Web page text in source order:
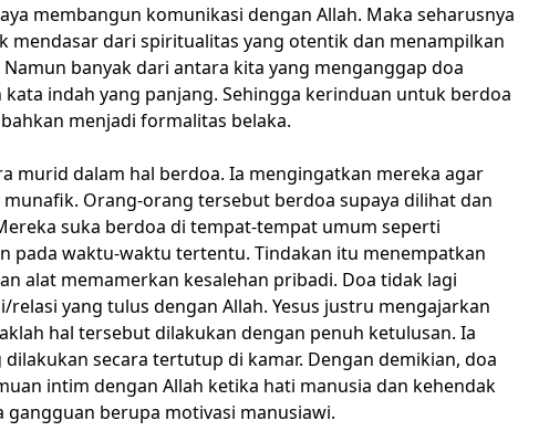
membangun komunikasi dengan Allah. Maka seharusnya
mendasar dari spiritualitas yang otentik dan menampilkan
banyak dari antara kita yang menganggap doa
indah yang panjang. Sehingga kerinduan untuk berdoa
menjadi formalitas belaka.
murid dalam hal berdoa. Ia mengingatkan mereka agar
Orang-orang tersebut berdoa supaya dilihat dan
suka berdoa di tempat-tempat umum seperti
pada waktu-waktu tertentu. Tindakan itu menempatkan
alat memamerkan kesalehan pribadi. Doa tidak lagi
yang tulus dengan Allah. Yesus justru mengajarkan
hal tersebut dilakukan dengan penuh ketulusan. Ia
secara tertutup di kamar. Dengan demikian, doa
intim dengan Allah ketika hati manusia dan kehendak
gangguan berupa motivasi manusiawi.